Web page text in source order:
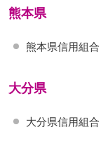
熊本県
熊本県信用組合
大分県
大分県信用組合